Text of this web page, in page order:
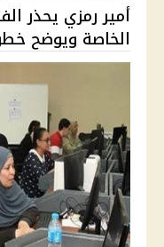
أمير رمزي يحذر
الخاصة ويوضح